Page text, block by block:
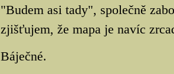
"Budem asi tady", společně
zjišťujem, že mapa je navíc
Báječné.